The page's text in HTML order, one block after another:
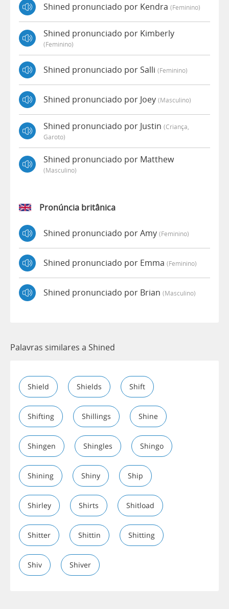
Shined pronunciado por Kendra (feminino)
Shined pronunciado por Kimberly
(feminino)
Shined pronunciado por Salli (feminino)
Shined pronunciado por Joey (masculino)
Shined pronunciado por Justin (criança,
Garoto)
Shined pronunciado por Matthew
(masculino)
Pronúncia britânica
Shined pronunciado por Amy (feminino)
Shined pronunciado por Emma (feminino)
Shined pronunciado por Brian (masculino)
Palavras similares a Shined
Shield Shields Shift
Shifting Shillings Shine
Shingen Shingles Shingo
Shining Shiny Ship
Shirley Shirts Shitload
Shitter Shittin Shitting
Shiv Shiver